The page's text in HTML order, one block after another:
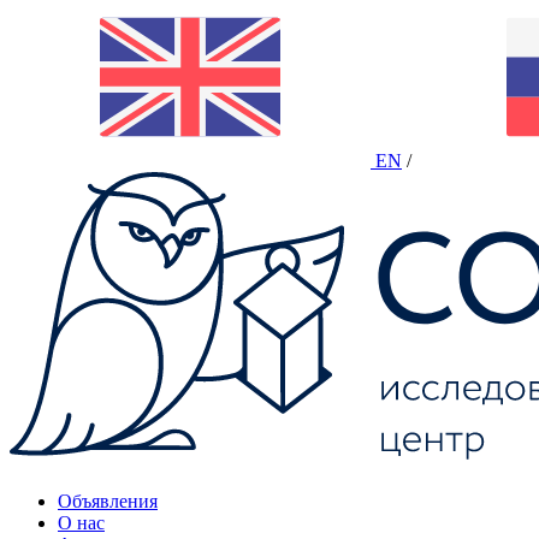
EN /
Объявления
О нас